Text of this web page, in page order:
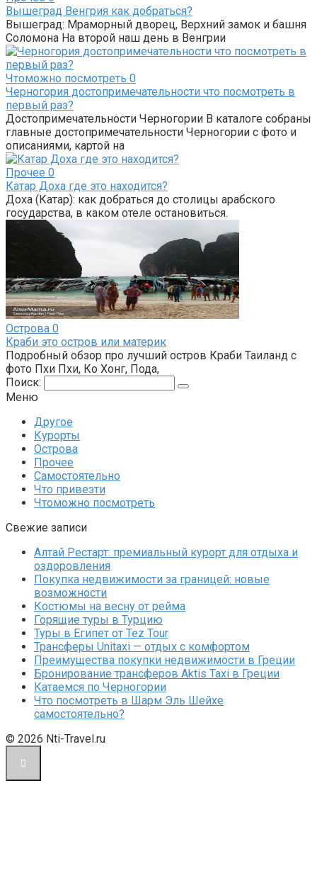
Вышеград Венгрия как добраться?
Вышеград: Мраморный дворец, Верхний замок и башня
Соломона На второй наш день в Венгрии
Чтоможно посмотреть 0
Черногория достопримечательности что посмотреть в
первый раз?
Достопримечательности Черногории В каталоге собраны
главные достопримечательности Черногории с фото и
описаниями, картой на
Прочее 0
Катар Доха где это находится?
Доха (Катар): как добраться до столицы арабского
государства, в каком отеле остановиться.
Острова 0
Краби это остров или материк
Подробный обзор про лучший остров Краби Таиланд с
фото Пхи Пхи, Ко Хонг, Пода,
Поиск:
Меню
Другое
Курорты
Острова
Прочее
Самостоятельно
Что привезти
Чтоможно посмотреть
Свежие записи
Алтай Рестарт: премиальный курорт для отдыха и
оздоровления
Покупка недвижимости за границей: новые
возможности
Костюмы на весну от рейма
Горящие туры в Турцию
Туры в Египет от Tez Tour
Трансферы Unitaxi — отдых с комфортом
Преимущества покупки недвижимости в Греции
Бронирование трансферов Aktis Taxi в Греции
Катаемся по Черногории
Что посмотреть в Шарм Эль Шейхе
самостоятельно?
© 2026 Nti-Travel.ru